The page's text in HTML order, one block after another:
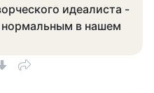
идеалиста -
нормальным в нашем